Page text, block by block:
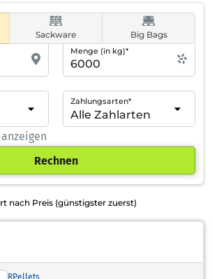
Sackware Big Bags
Menge (in kg)*
Zahlungsarten*
Rechnen
nach Preis (günstigster zuerst)
RPellets